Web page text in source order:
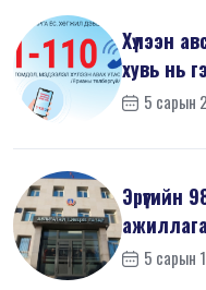
Хүлээн
хувь нь
5 сарын
5 сарын